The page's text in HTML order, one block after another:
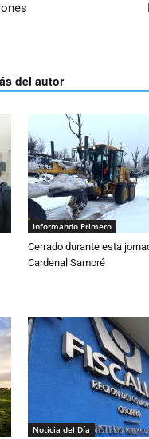
del autor
Informando Primero
Cerrado durante esta
Cardenal Samoré
Noticia del Día